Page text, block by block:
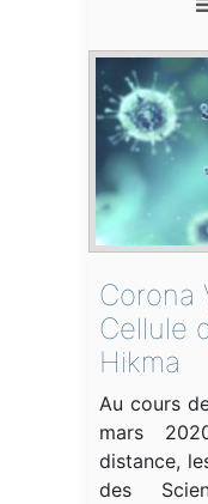
Corona
Cellule
Hikma
Au cours
mars
distance,
des